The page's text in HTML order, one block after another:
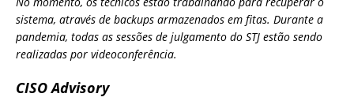
sistema, através de backups armazenados em fitas. Durante a
pandemia, todas as sessões de julgamento do STJ estão sendo
realizadas por videoconferência.
CISO Advisory